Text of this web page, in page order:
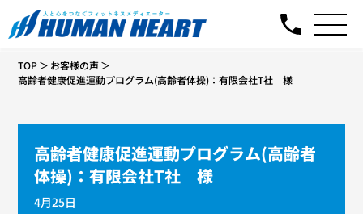
TOP
お客様の声
高齢者健康促進運動プログラム(高齢者体操)：有限会社T社 様
高齢者健康促進運動プログラム(高齢者
体操)：有限会社T社 様
4月25日